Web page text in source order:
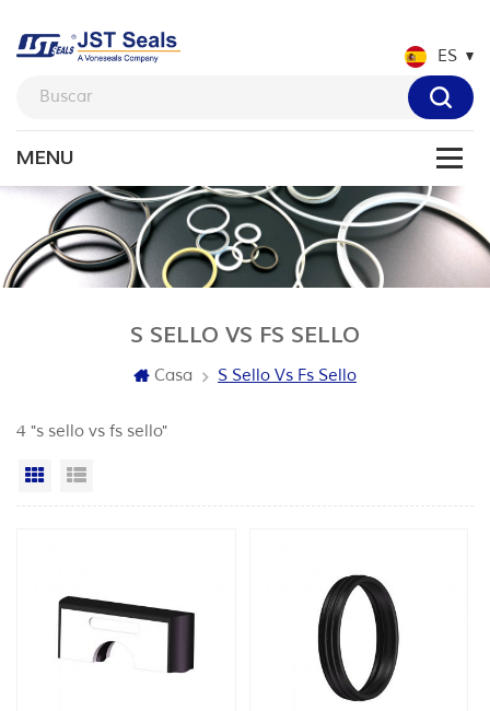
ES
S SELLO VS FS SELLO
Casa S Sello Vs Fs Sello
4 "s sello vs fs sello"
Vista en cuadrícula